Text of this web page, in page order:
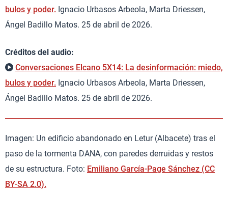
bulos y poder. Ignacio Urbasos Arbeola, Marta Driessen,
Ángel Badillo Matos. 25 de abril de 2026.
Créditos del audio:
Conversaciones Elcano 5X14: La desinformación: miedo,
bulos y poder. Ignacio Urbasos Arbeola, Marta Driessen,
Ángel Badillo Matos. 25 de abril de 2026.
Imagen: Un edificio abandonado en Letur (Albacete) tras el
paso de la tormenta DANA, con paredes derruidas y restos
de su estructura. Foto: Emiliano García-Page Sánchez (CC
BY-SA 2.0).